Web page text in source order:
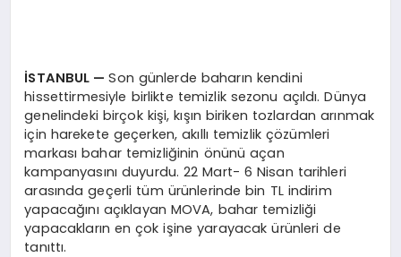
İSTANBUL —Son günlerde baharın kendini
hissettirmesiyle birlikte temizlik sezonu açıldı. Dünya
genelindeki birçok kişi, kışın biriken tozlardan arınmak
için harekete geçerken, akıllı temizlik çözümleri
markası bahar temizliğinin önünü açan
kampanyasını duyurdu. 22 Mart- 6 Nisan tarihleri
arasında geçerli tüm ürünlerinde bin TL indirim
yapacağını açıklayan MOVA, bahar temizliği
yapacakların en çok işine yarayacak ürünleri de
tanıttı.